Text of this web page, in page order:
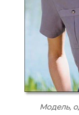
Модель,